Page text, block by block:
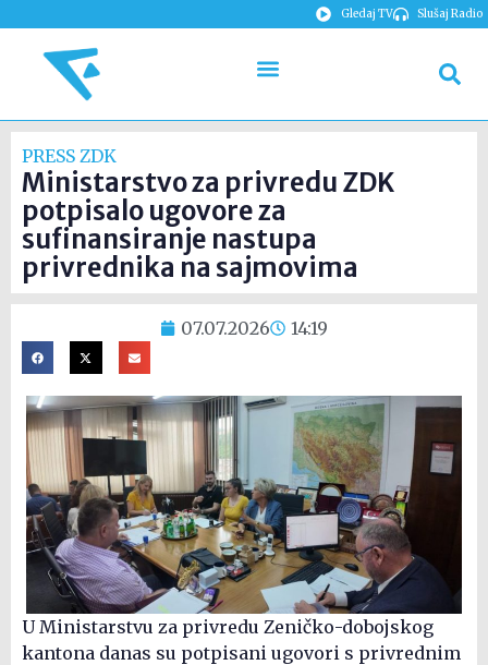
Gledaj TV Slušaj Radio
PRESS ZDK
Ministarstvo za privredu ZDK
potpisalo ugovore za
sufinansiranje nastupa
privrednika na sajmovima
07.07.2026 14:19
U Ministarstvu za privredu Zeničko-dobojskog
kantona danas su potpisani ugovori s privrednim